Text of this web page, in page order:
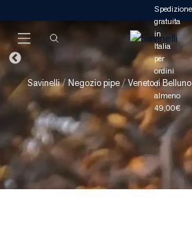
Savinelli/ Negozio pipe/Veneto/Belluno